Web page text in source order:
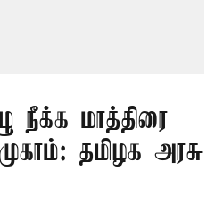
நீக்க மாத்திரை
தமிழக அரசு